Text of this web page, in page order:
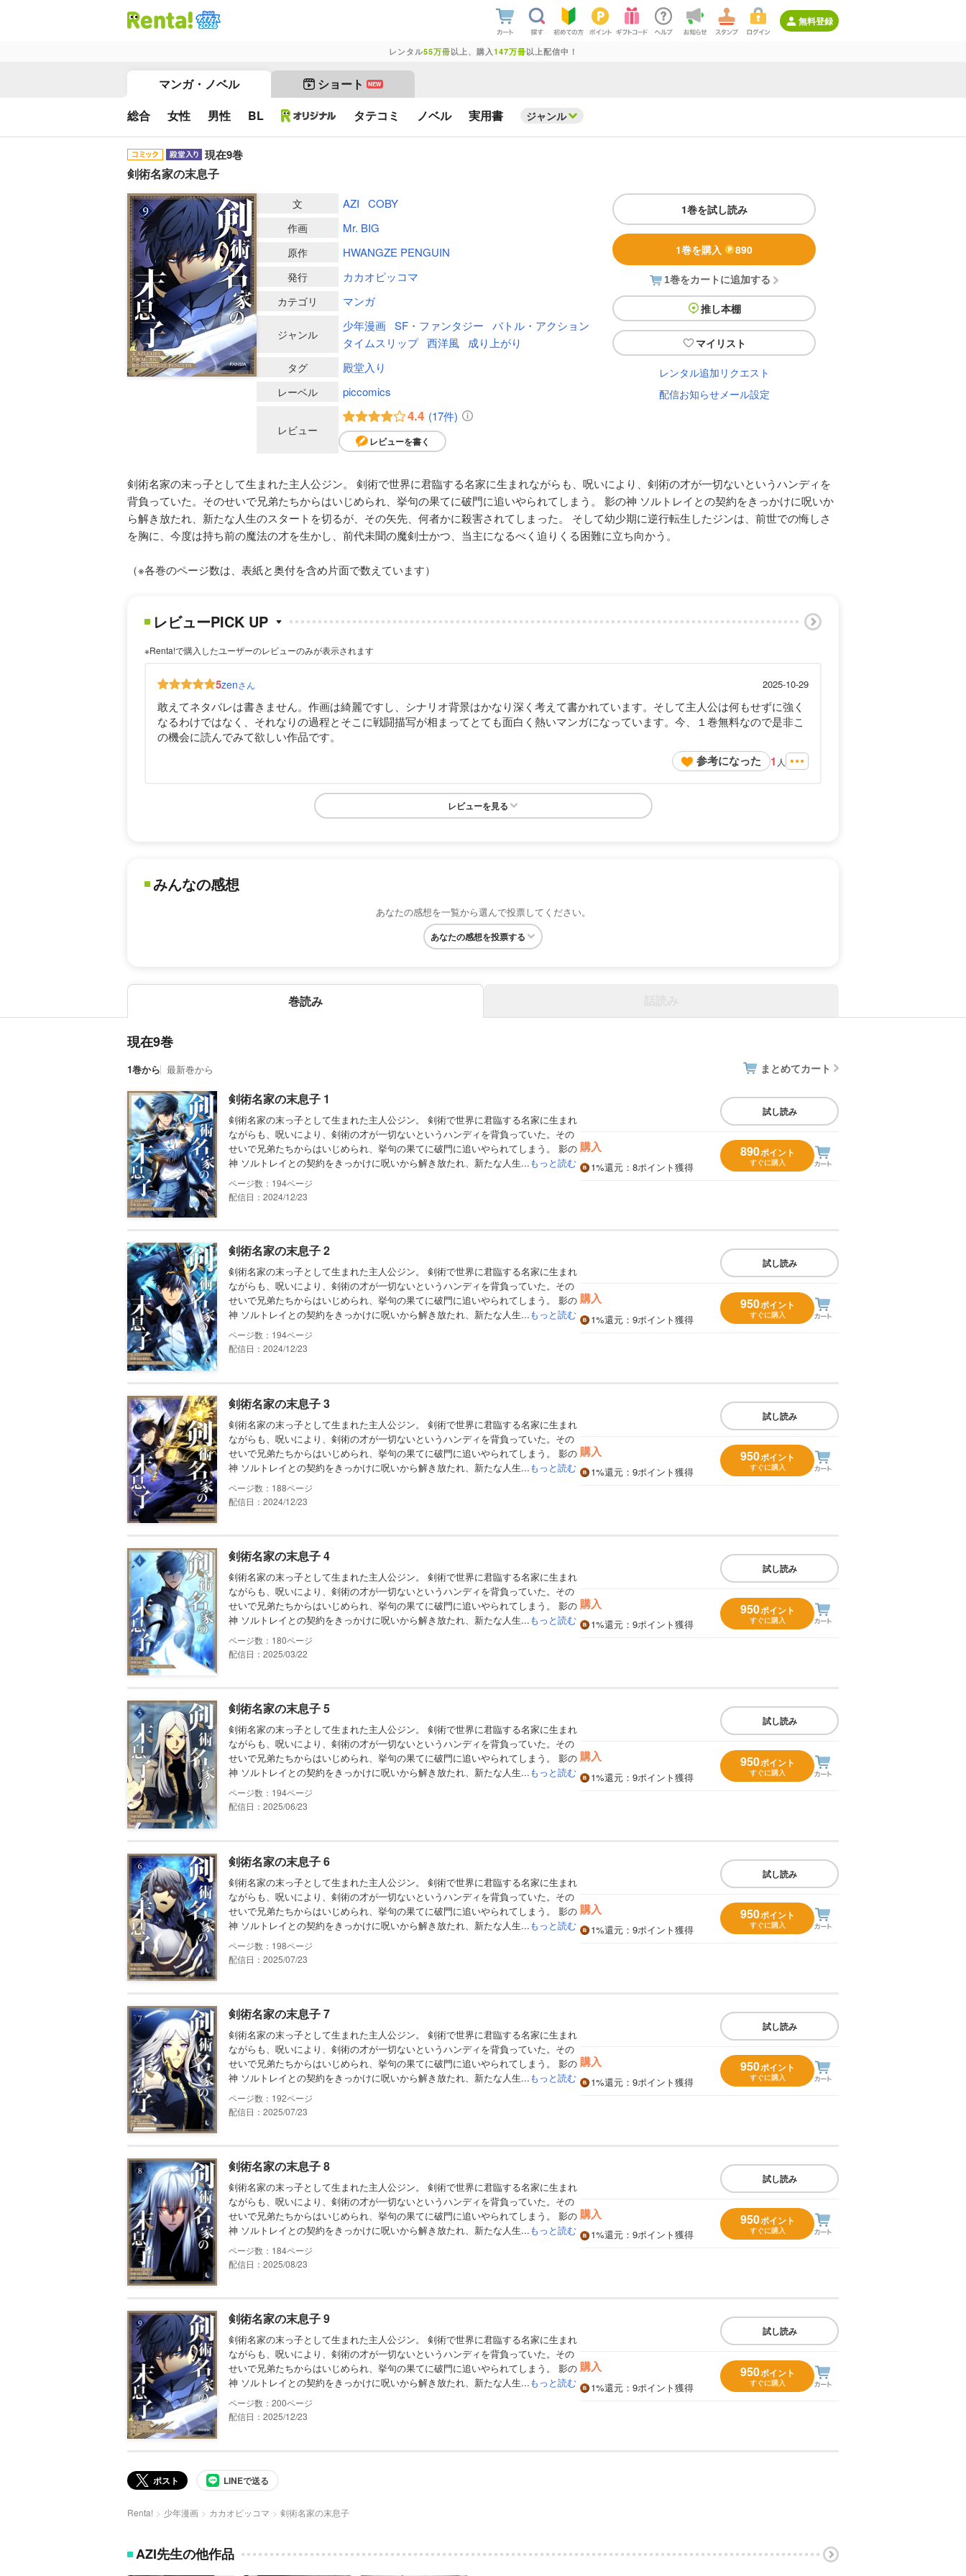
無料登録
レンタル55万冊以上、購入 147万冊以上配信中！
マンガ・ノベル ショート NEW
総合 女性 男性 BL タテコミ ノベル 実用書 ジャンル
現在9巻
剣術名家の末息子
1巻を試し読み
1巻を購入 890
1巻をカートに追加する
推し本棚
マイリスト
レンタル追加リクエスト
配信お知らせメール設定
文 AZI COBY
作画 Mr. BIG
原作 HWANGZE PENGUIN
発行 カカオピッコマ
カテゴリ マンガ
ジャンル
少年漫画 SF・ファンタジー
バトル・アクション
タイムスリップ 西洋風 成り上がり
タグ 殿堂入り
レーベル piccomics
レビュー
4.4 (17件)
レビューを書く
剣術名家の末っ子として生まれた主人公ジン。 剣術で世界に君臨する名家に生まれながらも、呪いにより、剣術の才が一切ないというハンディを
背負っていた。そのせいで兄弟たちからはいじめられ、挙句の果てに破門に追いやられてしまう。 影の神 ソルトレイとの契約をきっかけに呪いか
ら解き放たれ、新たな人生のスタートを切るが、その矢先、何者かに殺害されてしまった。 そして幼少期に逆行転生したジンは、前世での悔しさ
を胸に、今度は持ち前の魔法の才を生かし、前代未聞の魔剣士かつ、当主になるべく迫りくる困難に立ち向かう。
（※各巻のページ数は、表紙と奥付を含め片面で数えています）
レビューPICK UP
※Renta!で購入したユーザーのレビューのみが表示されます
5zenさん 2025-10-29
敢えてネタバレは書きません。作画は綺麗ですし、シナリオ背景はかなり深く考えて書かれています。そして主人公は何もせずに強く
なるわけではなく、それなりの過程とそこに戦闘描写が相まってとても面白く熱いマンガになっています。今、１巻無料なので是非こ
の機会に読んでみて欲しい作品です。
参考になった 1 人
レビューを見る
みんなの感想
あなたの感想を一覧から選んで投票してください。
あなたの感想を投票する
巻読み
現在9巻
1巻から 最新巻から まとめてカート
剣術名家の末息子 1
剣術名家の末っ子として生まれた主人公ジン。 剣術で世界に君臨する名家に生まれ
ながらも、呪いにより、剣術の才が一切ないというハンディを背負っていた。その
せいで兄弟たちからはいじめられ、挙句の果てに破門に追いやられてしまう。 影の
神 ソルトレイとの契約をきっかけに呪いから解き放たれ、新たな人生...もっと読む
194
配信日：2024/12/23
試し読み
購入
1%還元 ：8ポイント獲得
890ポイント
すぐに購入
剣術名家の末息子 2
剣術名家の末っ子として生まれた主人公ジン。 剣術で世界に君臨する名家に生まれ
ながらも、呪いにより、剣術の才が一切ないというハンディを背負っていた。その
せいで兄弟たちからはいじめられ、挙句の果てに破門に追いやられてしまう。 影の
神 ソルトレイとの契約をきっかけに呪いから解き放たれ、新たな人生...もっと読む
194
配信日：2024/12/23
試し読み
購入
1%還元 ：9ポイント獲得
950ポイント
すぐに購入
剣術名家の末息子 3
剣術名家の末っ子として生まれた主人公ジン。 剣術で世界に君臨する名家に生まれ
ながらも、呪いにより、剣術の才が一切ないというハンディを背負っていた。その
せいで兄弟たちからはいじめられ、挙句の果てに破門に追いやられてしまう。 影の
神 ソルトレイとの契約をきっかけに呪いから解き放たれ、新たな人生...もっと読む
188
配信日：2024/12/23
試し読み
購入
1%還元 ：9ポイント獲得
950ポイント
すぐに購入
剣術名家の末息子 4
剣術名家の末っ子として生まれた主人公ジン。 剣術で世界に君臨する名家に生まれ
ながらも、呪いにより、剣術の才が一切ないというハンディを背負っていた。その
せいで兄弟たちからはいじめられ、挙句の果てに破門に追いやられてしまう。 影の
神 ソルトレイとの契約をきっかけに呪いから解き放たれ、新たな人生...もっと読む
180
配信日：2025/03/22
試し読み
購入
1%還元 ：9ポイント獲得
950ポイント
すぐに購入
剣術名家の末息子 5
剣術名家の末っ子として生まれた主人公ジン。 剣術で世界に君臨する名家に生まれ
ながらも、呪いにより、剣術の才が一切ないというハンディを背負っていた。その
せいで兄弟たちからはいじめられ、挙句の果てに破門に追いやられてしまう。 影の
神 ソルトレイとの契約をきっかけに呪いから解き放たれ、新たな人生...もっと読む
194
配信日：2025/06/23
試し読み
購入
1%還元 ：9ポイント獲得
950ポイント
すぐに購入
剣術名家の末息子 6
剣術名家の末っ子として生まれた主人公ジン。 剣術で世界に君臨する名家に生まれ
ながらも、呪いにより、剣術の才が一切ないというハンディを背負っていた。その
せいで兄弟たちからはいじめられ、挙句の果てに破門に追いやられてしまう。 影の
神 ソルトレイとの契約をきっかけに呪いから解き放たれ、新たな人生...もっと読む
198
配信日：2025/07/23
試し読み
購入
1%還元 ：9ポイント獲得
950ポイント
すぐに購入
剣術名家の末息子 7
剣術名家の末っ子として生まれた主人公ジン。 剣術で世界に君臨する名家に生まれ
ながらも、呪いにより、剣術の才が一切ないというハンディを背負っていた。その
せいで兄弟たちからはいじめられ、挙句の果てに破門に追いやられてしまう。 影の
神 ソルトレイとの契約をきっかけに呪いから解き放たれ、新たな人生...もっと読む
192
配信日：2025/07/23
試し読み
購入
1%還元 ：9ポイント獲得
950ポイント
すぐに購入
剣術名家の末息子 8
剣術名家の末っ子として生まれた主人公ジン。 剣術で世界に君臨する名家に生まれ
ながらも、呪いにより、剣術の才が一切ないというハンディを背負っていた。その
せいで兄弟たちからはいじめられ、挙句の果てに破門に追いやられてしまう。 影の
神 ソルトレイとの契約をきっかけに呪いから解き放たれ、新たな人生...もっと読む
184
配信日：2025/08/23
試し読み
購入
1%還元 ：9ポイント獲得
950ポイント
すぐに購入
剣術名家の末息子 9
剣術名家の末っ子として生まれた主人公ジン。 剣術で世界に君臨する名家に生まれ
ながらも、呪いにより、剣術の才が一切ないというハンディを背負っていた。その
せいで兄弟たちからはいじめられ、挙句の果てに破門に追いやられてしまう。 影の
神 ソルトレイとの契約をきっかけに呪いから解き放たれ、新たな人生...もっと読む
200
配信日：2025/12/23
試し読み
購入
1%還元 ：9ポイント獲得
950ポイント
すぐに購入
ポスト LINEで送る
Renta! 少年漫画 カカオピッコマ 剣術名家の末息子
AZI先生の他作品